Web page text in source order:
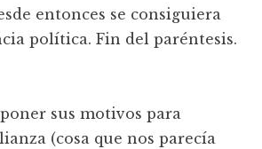
entonces se consiguiera
política. Fin del paréntesis.
sus motivos para
(cosa que nos parecía